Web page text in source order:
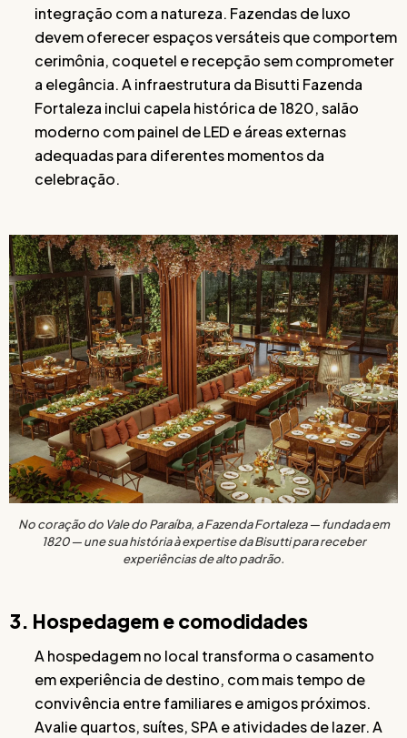
integração com a natureza. Fazendas de luxo
devem oferecer espaços versáteis que comportem
cerimônia, coquetel e recepção sem comprometer
a elegância. A infraestrutura da Bisutti Fazenda
Fortaleza inclui capela histórica de 1820, salão
moderno com painel de LED e áreas externas
adequadas para diferentes momentos da
celebração.
No coração do Vale do Paraíba, a Fazenda Fortaleza — fundada em
1820 — une sua história à expertise da Bisutti para receber
experiências de alto padrão.
3. Hospedagem e comodidades
A hospedagem no local transforma o casamento
em experiência de destino, com mais tempo de
convivência entre familiares e amigos próximos.
Avalie quartos, suítes, SPA e atividades de lazer. A